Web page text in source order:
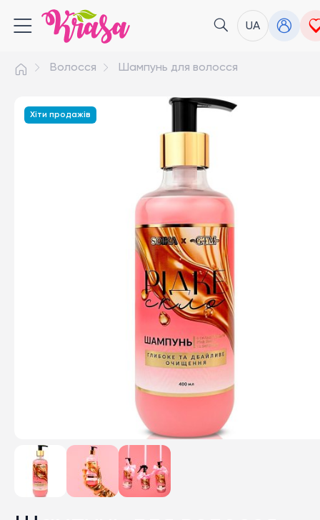
UA
Волосся Шампунь для волосся
Хіти продажів